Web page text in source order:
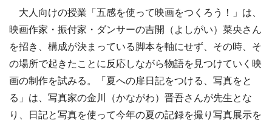
大人向けの授業「五感を使って映画をつくろう！」は、
映画作家・振付家・ダンサーの吉開（よしがい）菜央さん
を招き、構成が決まっている脚本を軸にせず、その時、そ
の場所で起きたことに反応しながら物語を見つけていく映
画の制作を試みる。「夏への扉日記をつける、写真をと
る」は、写真家の金川（かながわ）晋吾さんが先生とな
り、日記と写真を使って今年の夏の記録を撮り写真展示を